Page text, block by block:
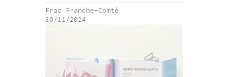
Frac Franche-Comté
30/11/2024